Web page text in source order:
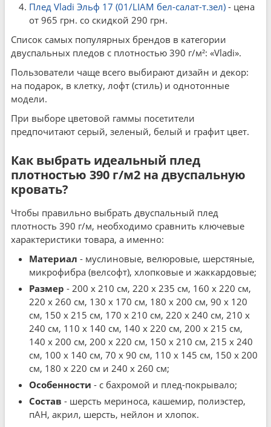
Плед Vladi Эльф 17 (01/LIAM бел-салат-т.зел) - цена
от 965 грн. со скидкой 290 грн.
Список самых популярных брендов в категории
двуспальных пледов с плотностью 390 г/м²: «Vladi».
Пользователи чаще всего выбирают дизайн и декор:
на подарок, в клетку, лофт (стиль) и однотонные
модели.
При выборе цветовой гаммы посетители
предпочитают серый, зеленый, белый и графит цвет.
Как выбрать идеальный плед
плотностью 390 г/м2 на двуспальную
кровать?
Чтобы правильно выбрать двуспальный плед
плотность 390 г/м, необходимо сравнить ключевые
характеристики товара, а именно:
Материал - муслиновые, велюровые, шерстяные,
микрофибра (велсофт), хлопковые и жаккардовые;
Размер - 200 x 210 см, 220 x 235 см, 160 x 220 см,
220 x 260 см, 130 x 170 см, 180 x 200 см, 90 x 120
см, 150 x 215 см, 170 x 210 см, 220 x 240 см, 210 x
240 см, 110 x 140 см, 140 x 220 см, 200 x 215 см,
140 x 200 см, 200 x 220 см, 150 x 210 см, 215 x 240
см, 100 x 140 см, 70 x 90 см, 110 x 145 см, 150 x 200
см, 180 x 220 см и 240 x 260 см;
Особенности - с бахромой и плед-покрывало;
Состав - шерсть мериноса, кашемир, полиэстер,
пАН, акрил, шерсть, нейлон и хлопок.